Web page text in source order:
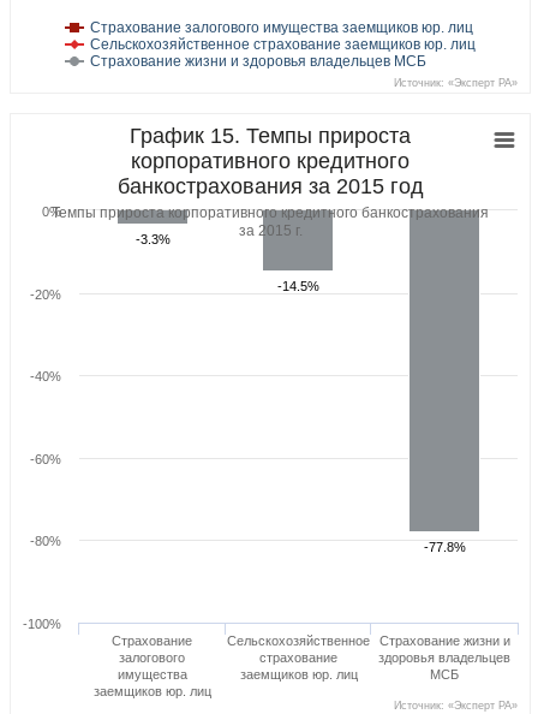
Страхование залогового имущества заемщиков юр. лиц
Сельскохозяйственное страхование заемщиков юр. лиц
Страхование жизни и здоровья владельцев МСБ
Источник: «Эксперт РА»
График 15. Темпы прироста
корпоративного кредитного
банкострахования за 2015 год
Темпы прироста корпоративного кредитного банкострахования
за 2015 г.
-3.3%
-3.3%
-14.5%
-14.5%
-77.8%
-77.8%
Страхование
залогового
имущества
заемщиков юр. лиц
Сельскохозяйственное
страхование
заемщиков юр. лиц
Страхование жизни и
здоровья владельцев
МСБ
-100%
-80%
-60%
-40%
-20%
0%
Источник: «Эксперт РА»